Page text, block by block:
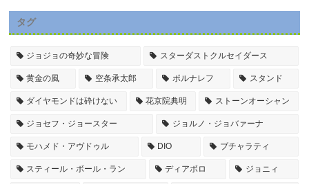
タグ
ジョジョの奇妙な冒険 スターダストクルセイダース
黄金の風 空条承太郎 ポルナレフ スタンド
ダイヤモンドは砕けない 花京院典明 ストーンオーシャン
ジョセフ・ジョースター ジョルノ・ジョバァーナ
モハメド・アヴドゥル DIO ブチャラティ
スティール・ボール・ラン ディアボロ ジョニィ